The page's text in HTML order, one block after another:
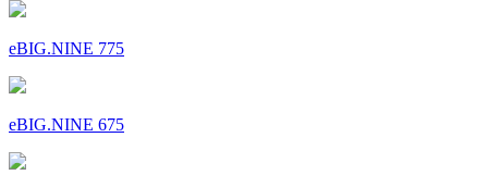
eBIG.NINE 775
eBIG.NINE 675